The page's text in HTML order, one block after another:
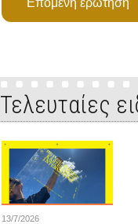
Τελευταίες
13/7/2026